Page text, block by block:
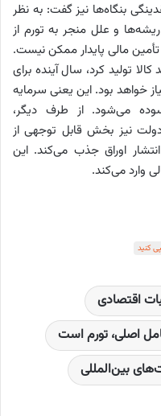
بنگاه‌ها نیز گفت: به نظر
و علل منجر به تورم از
مالی پایدار ممکن نیست.
با ۱۰۰ واحد پول بتوان ۱۰۰ واحد کالا تولید کرد، سال آینده برای
به ۱۵۰ واحد پول نیاز خواهد بود. این یعنی سرمایه
می‌شود. از طرف دیگر،
نیز بخش قابل توجهی از
اوراق جذب می‌کند. این
وارد می‌کند.
کنید
اقتصادی
اصلی، تورم است
بین‌المللی